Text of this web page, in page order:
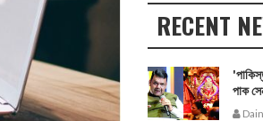
RECENT
পাক